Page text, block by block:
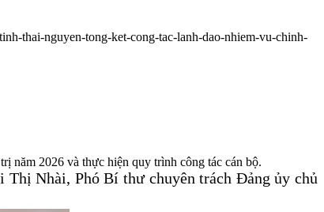
thai-nguyen-tong-ket-cong-tac-lanh-dao-nhiem-vu-chinh-
năm 2026 và thực hiện quy trình công tác cán bộ.
Nhài, Phó Bí thư chuyên trách Đảng ủy chủ